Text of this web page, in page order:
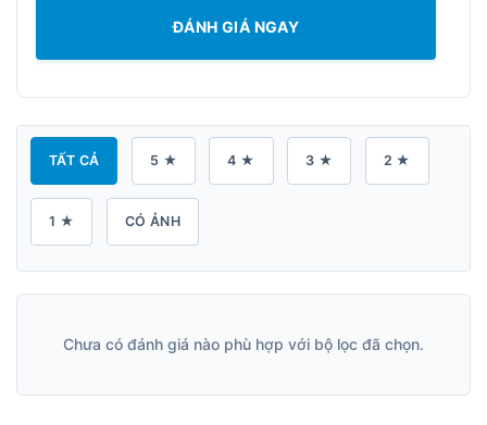
ĐÁNH GIÁ NGAY
TẤT CẢ 5 ★ 4 ★ 3 ★ 2 ★
1 ★ CÓ ẢNH
Chưa có đánh giá nào phù hợp với bộ lọc đã chọn.